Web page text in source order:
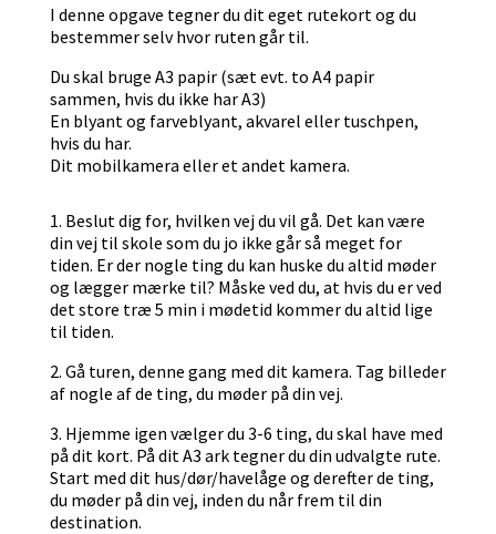
I denne opgave tegner du dit eget rutekort og du
bestemmer selv hvor ruten går til.
Du skal bruge A3 papir (sæt evt. to A4 papir
sammen, hvis du ikke har A3)
En blyant og farveblyant, akvarel eller tuschpen,
hvis du har.
Dit mobilkamera eller et andet kamera.
1. Beslut dig for, hvilken vej du vil gå. Det kan være
din vej til skole som du jo ikke går så meget for
tiden. Er der nogle ting du kan huske du altid møder
og lægger mærke til? Måske ved du, at hvis du er ved
det store træ 5 min i mødetid kommer du altid lige
til tiden.
2. Gå turen, denne gang med dit kamera. Tag billeder
af nogle af de ting, du møder på din vej.
3. Hjemme igen vælger du 3-6 ting, du skal have med
på dit kort. På dit A3 ark tegner du din udvalgte rute.
Start med dit hus/dør/havelåge og derefter de ting,
du møder på din vej, inden du når frem til din
destination.